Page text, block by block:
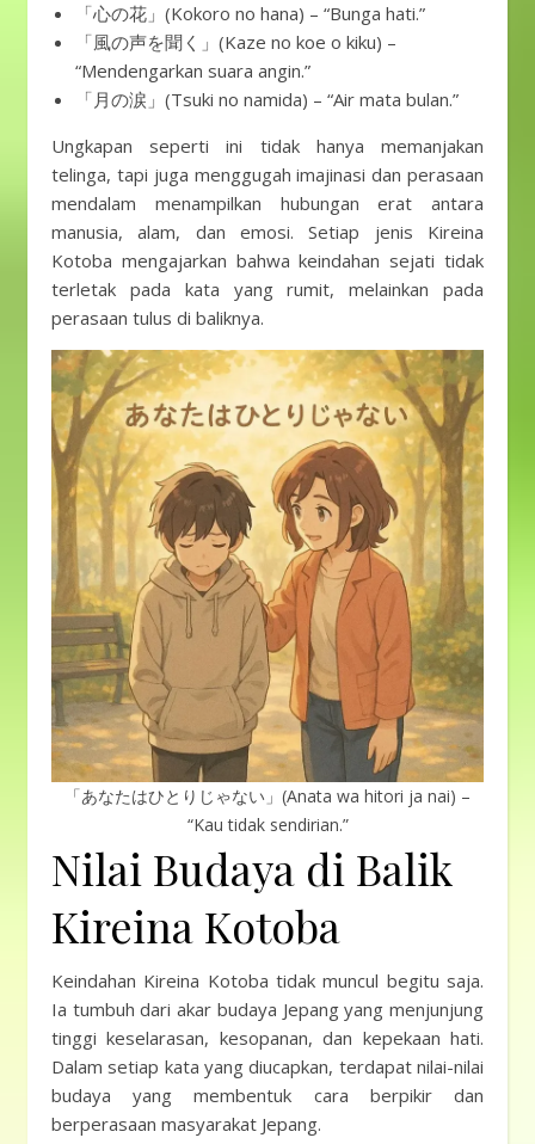
「心の花」(Kokoro no hana) – “Bunga hati.”
「風の声を聞く」(Kaze no koe o kiku) –
“Mendengarkan suara angin.”
「月の涙」(Tsuki no namida) – “Air mata bulan.”
Ungkapan seperti ini tidak hanya memanjakan
telinga, tapi juga menggugah imajinasi dan perasaan
mendalam menampilkan hubungan erat antara
manusia, alam, dan emosi. Setiap jenis Kireina
Kotoba mengajarkan bahwa keindahan sejati tidak
terletak pada kata yang rumit, melainkan pada
perasaan tulus di baliknya.
「あなたはひとりじゃない」(Anata wa hitori ja nai) –
“Kau tidak sendirian.”
Nilai Budaya di Balik
Kireina Kotoba
Keindahan Kireina Kotoba tidak muncul begitu saja.
Ia tumbuh dari akar budaya Jepang yang menjunjung
tinggi keselarasan, kesopanan, dan kepekaan hati.
Dalam setiap kata yang diucapkan, terdapat nilai-nilai
budaya yang membentuk cara berpikir dan
berperasaan masyarakat Jepang.